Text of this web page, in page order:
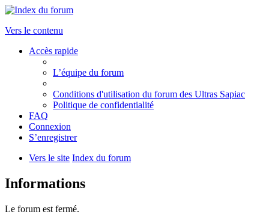
Vers le contenu
Accès rapide
L’équipe du forum
Conditions d'utilisation du forum des Ultras Sapiac
Politique de confidentialité
FAQ
Connexion
S’enregistrer
Vers le site Index du forum
Informations
Le forum est fermé.